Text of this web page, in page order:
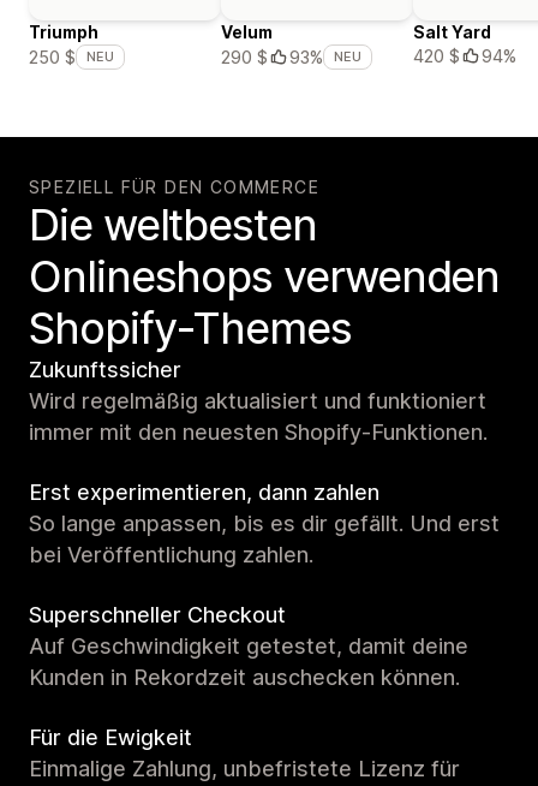
Triumph
250 $
NEU
Velum
290 $
93% NEU
Salt Yard
420 $
94%
SPEZIELL FÜR DEN COMMERCE
Die weltbesten
Onlineshops verwenden
Shopify-Themes
Zukunftssicher
Wird regelmäßig aktualisiert und funktioniert
immer mit den neuesten Shopify-Funktionen.
Erst experimentieren, dann zahlen
So lange anpassen, bis es dir gefällt. Und erst
bei Veröffentlichung zahlen.
Superschneller Checkout
Auf Geschwindigkeit getestet, damit deine
Kunden in Rekordzeit auschecken können.
Für die Ewigkeit
Einmalige Zahlung, unbefristete Lizenz für